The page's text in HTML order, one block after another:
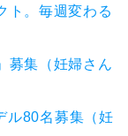
ト。毎週変わる
募集（妊婦さん
ル80名募集（妊